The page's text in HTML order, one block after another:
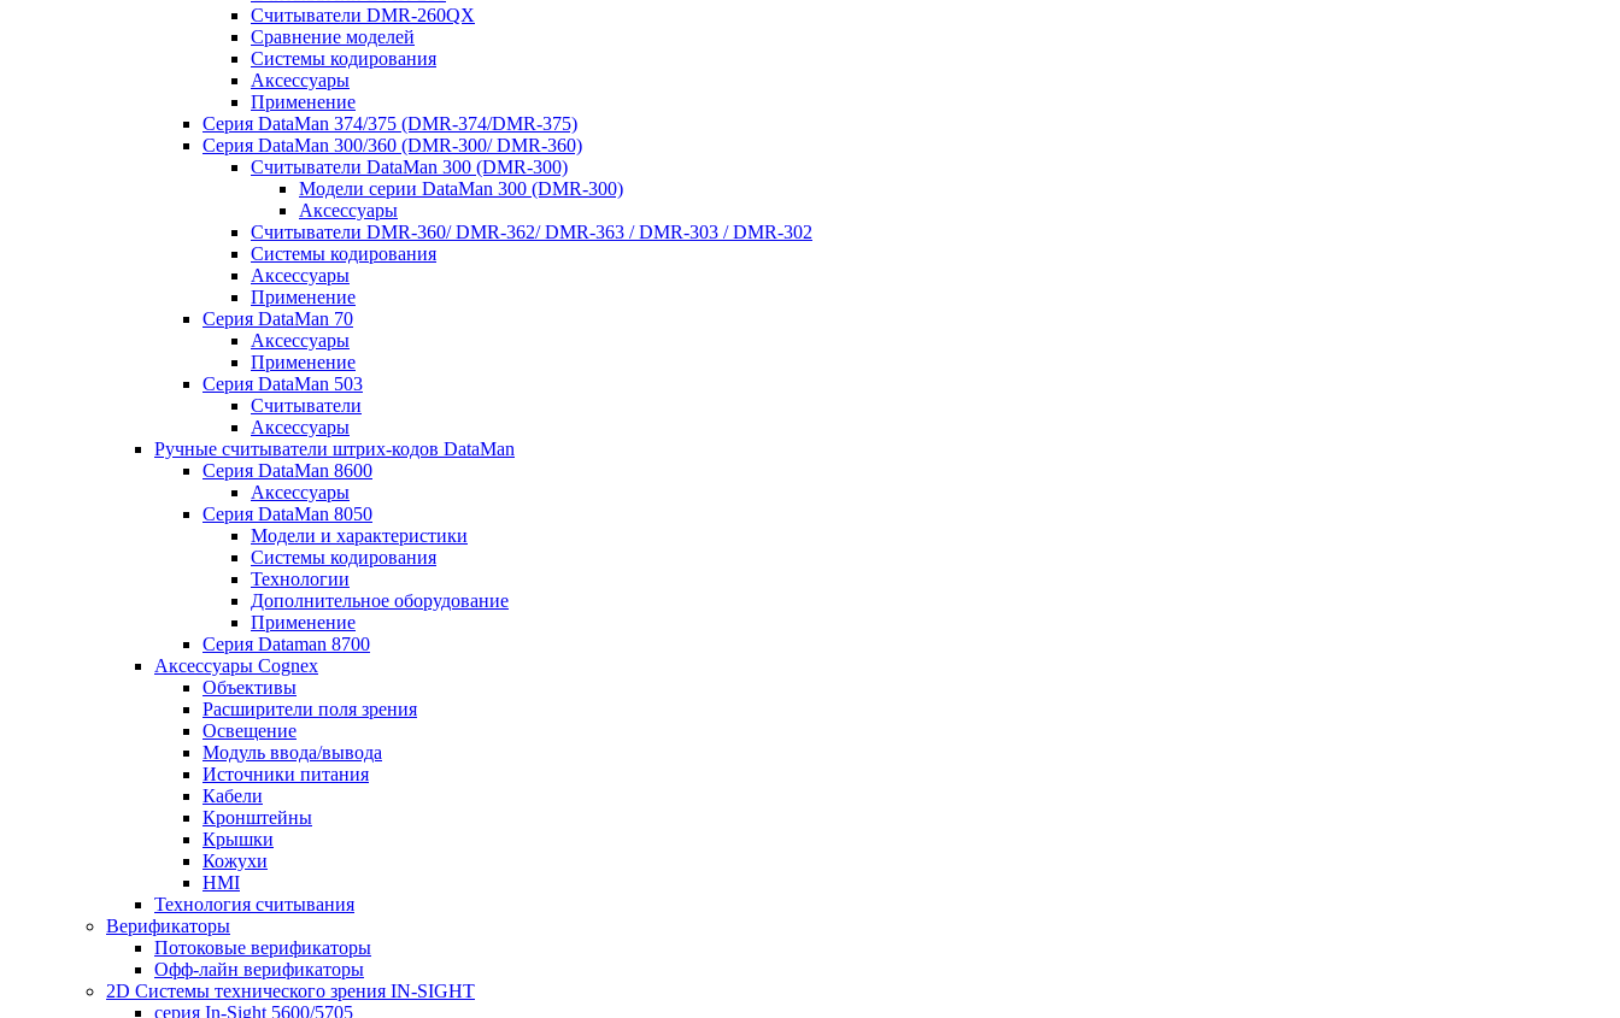
Считыватели DMR-260QX
Сравнение моделей
Системы кодирования
Аксессуары
Применение
Серия DataMan 374/375 (DMR-374/DMR-375)
Серия DataMan 300/360 (DMR-300/ DMR-360)
Считыватели DataMan 300 (DMR-300)
Модели серии DataMan 300 (DMR-300)
Аксессуары
Считыватели DMR-360/ DMR-362/ DMR-363 / DMR-303 / DMR-302
Системы кодирования
Аксессуары
Применение
Серия DataMan 70
Аксессуары
Применение
Серия DataMan 503
Считыватели
Аксессуары
Ручные считыватели штрих-кодов DataMan
Серия DataMan 8600
Аксессуары
Серия DataMan 8050
Модели и характеристики
Системы кодирования
Технологии
Дополнительное оборудование
Применение
Серия Dataman 8700
Аксессуары Cognex
Объективы
Расширители поля зрения
Освещение
Модуль ввода/вывода
Источники питания
Кабели
Кронштейны
Крышки
Кожухи
HMI
Технология считывания
Верификаторы
Потоковые верификаторы
Офф-лайн верификаторы
2D Системы технического зрения IN-SIGHT
серия In-Sight 5600/5705